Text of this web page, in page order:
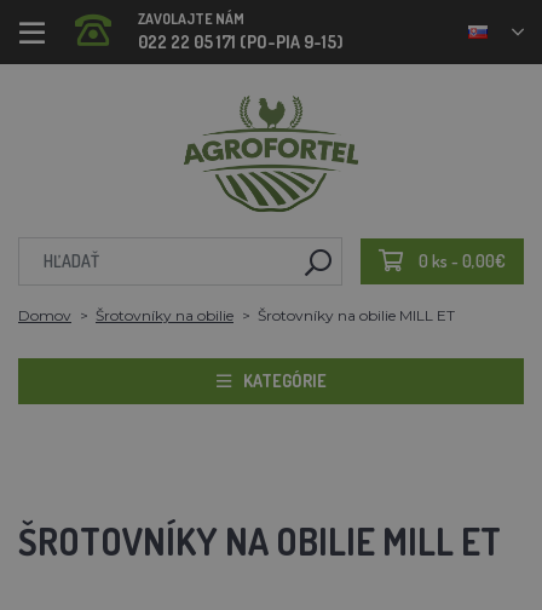
ZAVOLAJTE NÁM
022 22 05 171 (PO-PIA 9-15)
0 ks - 0,00€
Domov Šrotovníky na obilie Šrotovníky na obilie MILL ET
KATEGÓRIE
ŠROTOVNÍKY NA OBILIE MILL ET